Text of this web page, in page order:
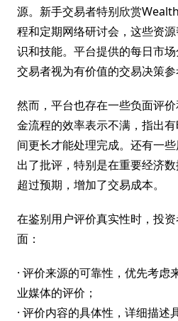
源。新手交易者特别欣赏
程和定期网络研讨会，这些资
识和技能。平台提供的每日市
交易者视为有价值的交易决策参
然而，平台也存在一些负面评
金流程的效率表示不满，指出
间更长才能处理完成。还有一
出了批评，特别是在重要经济
超过预期，增加了交易成本。
在鉴别用户评价真实性时，投
面：
· 评价来源的可靠性，优先考虑
业媒体的评价；
· 评价内容的具体性，详细描述